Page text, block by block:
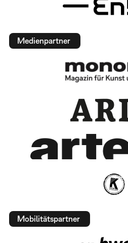
Medienpartner
Mobilitätspartner